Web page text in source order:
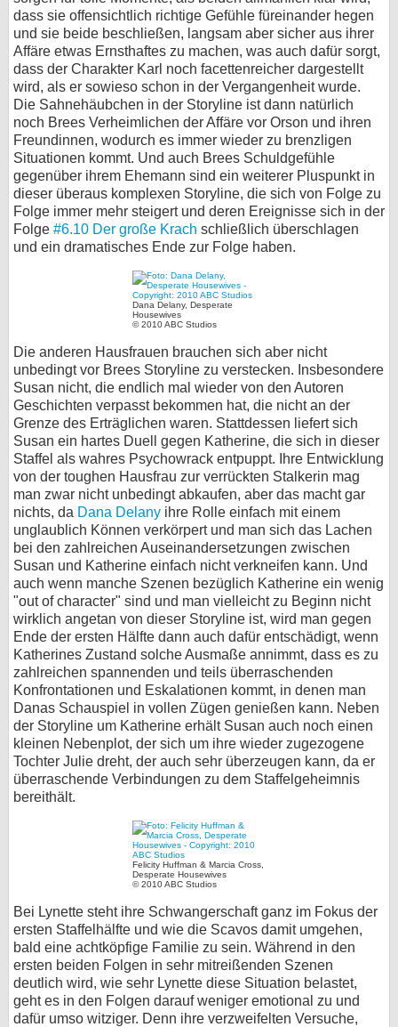
dass sie offensichtlich richtige Gefühle füreinander hegen
und sie beide beschließen, langsam aber sicher aus ihrer
Affäre etwas Ernsthaftes zu machen, was auch dafür sorgt,
dass der Charakter Karl noch facettenreicher dargestellt
wird, als er sowieso schon in der Vergangenheit wurde.
Die Sahnehäubchen in der Storyline ist dann natürlich
noch Brees Verheimlichen der Affäre vor Orson und ihren
Freundinnen, wodurch es immer wieder zu brenzligen
Situationen kommt. Und auch Brees Schuldgefühle
gegenüber ihrem Ehemann sind ein weiterer Pluspunkt in
dieser überaus komplexen Storyline, die sich von Folge zu
Folge immer mehr steigert und deren Ereignisse sich in der
Folge #6.10 Der große Krach schließlich überschlagen
und ein dramatisches Ende zur Folge haben.
Dana Delany, Desperate
Housewives
© 2010 ABC Studios
Die anderen Hausfrauen brauchen sich aber nicht
unbedingt vor Brees Storyline zu verstecken. Insbesondere
Susan nicht, die endlich mal wieder von den Autoren
Geschichten verpasst bekommen hat, die nicht an der
Grenze des Erträglichen waren. Stattdessen liefert sich
Susan ein hartes Duell gegen Katherine, die sich in dieser
Staffel als wahres Psychowrack entpuppt. Ihre Entwicklung
von der toughen Hausfrau zur verrückten Stalkerin mag
man zwar nicht unbedingt abkaufen, aber das macht gar
nichts, da Dana Delany ihre Rolle einfach mit einem
unglaublich Können verkörpert und man sich das Lachen
bei den zahlreichen Auseinandersetzungen zwischen
Susan und Katherine einfach nicht verkneifen kann. Und
auch wenn manche Szenen bezüglich Katherine ein wenig
"out of character" sind und man vielleicht zu Beginn nicht
wirklich angetan von dieser Storyline ist, wird man gegen
Ende der ersten Hälfte dann auch dafür entschädigt, wenn
Katherines Zustand solche Ausmaße annimmt, dass es zu
zahlreichen spannenden und teils überraschenden
Konfrontationen und Eskalationen kommt, in denen man
Danas Schauspiel in vollen Zügen genießen kann. Neben
der Storyline um Katherine erhält Susan auch noch einen
kleinen Nebenplot, der sich um ihre wieder zugezogene
Tochter Julie dreht, der auch sehr überzeugen kann, da er
überraschende Verbindungen zu dem Staffelgeheimnis
bereithält.
Felicity Huffman & Marcia Cross,
Desperate Housewives
© 2010 ABC Studios
Bei Lynette steht ihre Schwangerschaft ganz im Fokus der
ersten Staffelhälfte und wie die Scavos damit umgehen,
bald eine achtköpfige Familie zu sein. Während in den
ersten beiden Folgen in sehr mitreißenden Szenen
deutlich wird, wie sehr Lynette diese Situation belastet,
geht es in den Folgen darauf weniger emotional zu und
dafür umso witziger. Denn ihre verzweifelten Versuche,